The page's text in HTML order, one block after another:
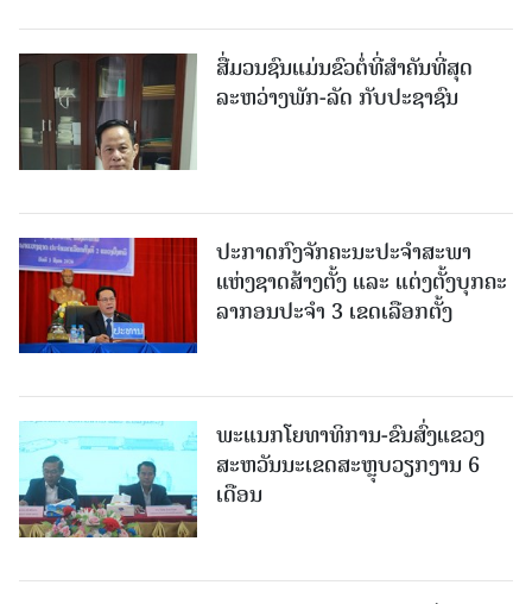
ສື່ມວນຊົນແມ່ນຂົວຕໍ່ທີ່ສໍາຄັນທີ່ສຸດ
ລະຫວ່າງພັກ-ລັດ ກັບປະຊາຊົນ
ປະກາດກົງຈັກຄະນະປະຈໍາສະພາ
ແຫ່ງຊາດສ້າງຕັ້ງ ແລະ ແຕ່ງຕັ້ງບຸກຄະ
ລາກອນປະຈໍາ 3 ເຂດເລືອກຕັ້ງ
ພະແນກໂຍທາທິການ-ຂົນສົ່ງແຂວງ
ສະຫວັນນະເຂດສະຫຼຸບວຽກງານ 6
ເດືອນ